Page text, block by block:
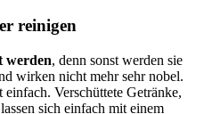
reinigen
werden, denn sonst werden sie
wirken nicht mehr sehr nobel.
Verschüttete Getränke,
sich einfach mit einem